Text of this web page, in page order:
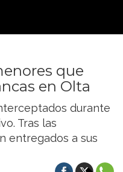
que
en Olta
durante
Tras las
entregados a sus